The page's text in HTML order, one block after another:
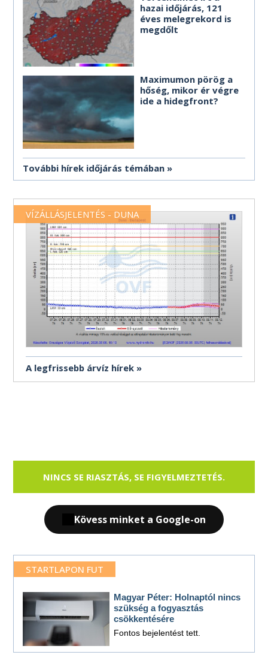
hazai időjárás, 121
éves melegrekord is
megdőlt
Maximumon pörög a
hőség, mikor ér végre
ide a hidegfront?
További hírek időjárás témában
VÍZÁLLÁSJELENTÉS - DUNA
A legfrissebb árvíz hírek
NINCS SE RIASZTÁS, SE FIGYELMEZTETÉS.
Kövess minket a Google-on
STARTLAPON FUT
Magyar Péter: Holnaptól nincs
szükség a fogyasztás
csökkentésére
Fontos bejelentést tett.